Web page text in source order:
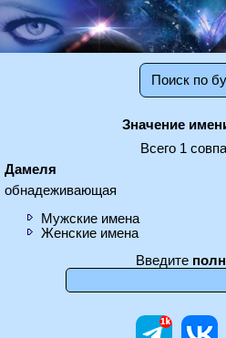
Поиск по
Значение
Всего 1
Дамеля
обнадеживающая
Мужские имена
Женские имена
Введите